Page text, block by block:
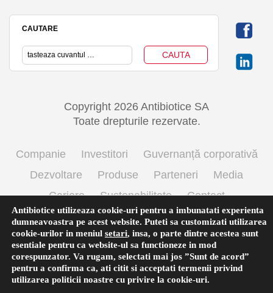
CAUTARE
Copyright 2026 Antibiotice SA
Toate drepturile rezervate.
Companie Investitori
Guvernanță corporativă
Dezvoltare
Produse Parteneri
Media
Cariere
Sustenabilitate
Contact
Termeni si conditii de utilizare
Politica cookie
Prelucrarea datelor cu caracter personal
Antibiotice utilizeaza cookie-uri pentru a imbunatati experienta
dumneavoastra pe acest website. Puteti sa customizati utilizarea
cookie-urilor in meniul setari, insa, o parte dintre acestea sunt
esentiale pentru ca website-ul sa functioneze in mod
corespunzator. Va rugam, selectati mai jos ”Sunt de acord”
pentru a confirma ca, ati citit si acceptati termenii privind
utilizarea politicii noastre cu privire la cookie-uri.
Română